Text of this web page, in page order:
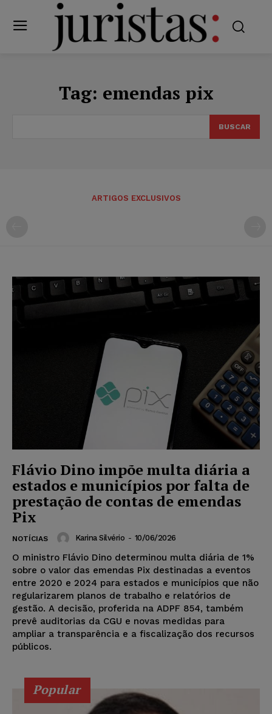
Tag: emendas pix
BUSCAR
ARTIGOS EXCLUSIVOS
Flávio Dino impõe multa diária a
estados e municípios por falta de
prestação de contas de emendas
Pix
NOTÍCIAS Karina Silvério - 10/06/2026
O ministro Flávio Dino determinou multa diária de 1%
sobre o valor das emendas Pix destinadas a eventos
entre 2020 e 2024 para estados e municípios que não
regularizarem planos de trabalho e relatórios de
gestão. A decisão, proferida na ADPF 854, também
prevê auditorias da CGU e novas medidas para
ampliar a transparência e a fiscalização dos recursos
públicos.
Popular